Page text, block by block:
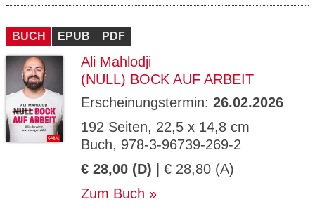
BUCH EPUB PDF
Ali Mahlodji
(NULL) BOCK AUF ARBEIT
Erscheinungstermin: 26.02.2026
192 Seiten, 22,5 x 14,8 cm
Buch, 978-3-96739-269-2
€ 28,00 (D) | € 28,80 (A)
Zum Buch